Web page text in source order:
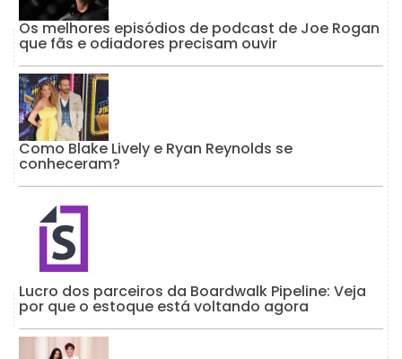
Os melhores episódios de podcast de Joe Rogan
que fãs e odiadores precisam ouvir
Como Blake Lively e Ryan Reynolds se
conheceram?
Lucro dos parceiros da Boardwalk Pipeline: Veja
por que o estoque está voltando agora